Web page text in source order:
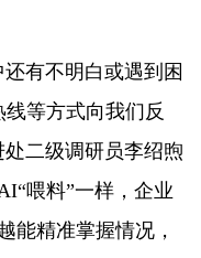
有不明白或遇到困
等方式向我们反
二级调研员李绍煦
喂料”一样，企业
能精准掌握情况，